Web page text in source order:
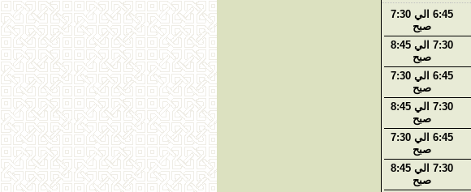
6:45 الي 7:30
صبح
7:30 الي 8:45
صبح
6:45 الي 7:30
صبح
7:30 الي 8:45
صبح
6:45 الي 7:30
صبح
7:30 الي 8:45
صبح